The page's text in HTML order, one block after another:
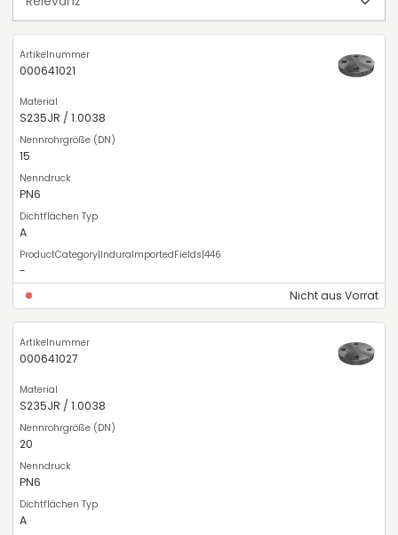
000641021
S235JR / 1.0038
15
PN6
A
-
Nicht aus Vorrat
000641027
S235JR / 1.0038
20
PN6
A